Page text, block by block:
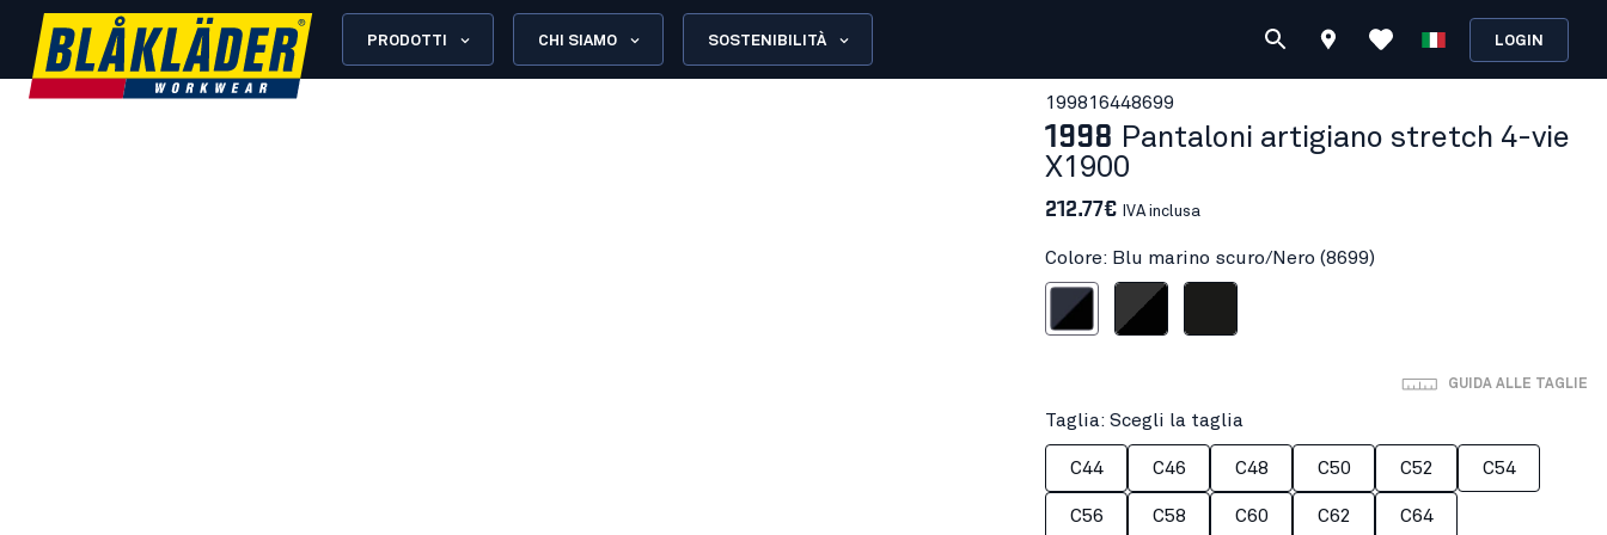
PRODOTTI CHI SIAMO SOSTENIBILITÀ LOGIN
199816448699
1998 Pantaloni artigiano stretch 4-vie
X1900
212.77€ IVA inclusa
Colore: Blu marino scuro/Nero (8699)
Blu marino scuro/Nero
Grigio Scuro/Nero
GUIDA ALLE TAGLIE
Taglia: Scegli la taglia
C44 C46 C48 C50 C52 C54
C56 C58 C60 C62 C64